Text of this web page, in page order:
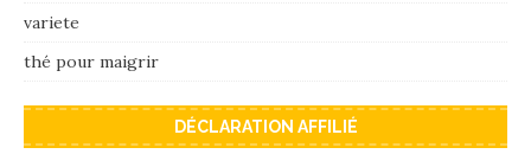
variete
thé pour maigrir
DÉCLARATION AFFILIÉ